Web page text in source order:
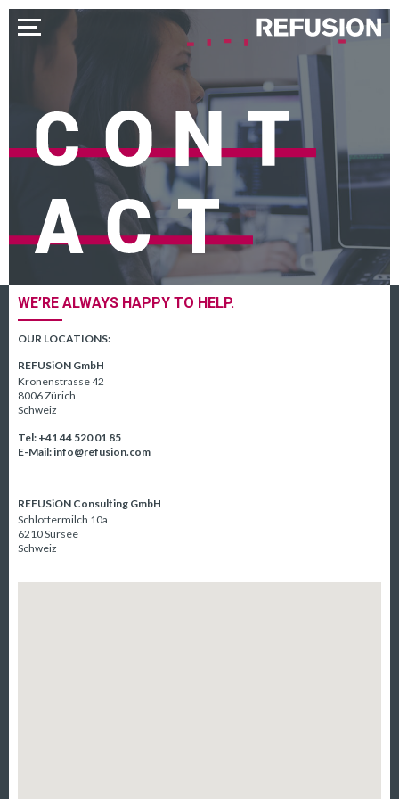
CONTACT
WE’RE ALWAYS HAPPY TO HELP.
OUR LOCATIONS:
REFUSiON GmbH
Kronenstrasse 42
8006 Zürich
Schweiz
Tel: +41 44 520 01 85
E-Mail:info@refusion.com
REFUSiON Consulting GmbH
Schlottermilch 10a
6210 Sursee
Schweiz